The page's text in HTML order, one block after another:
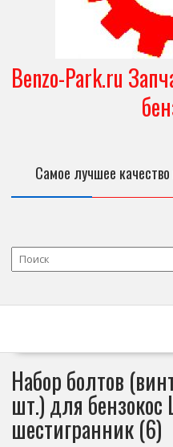
Benzo-Park.ru
Самое лучшее
Набор болтов
шт.) для
шестигранник (6)